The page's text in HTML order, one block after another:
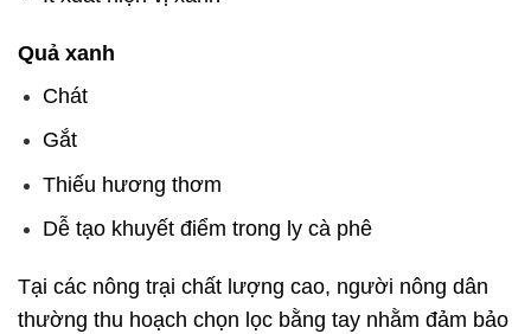
Quả xanh
Chát
Gắt
Thiếu hương thơm
Dễ tạo khuyết điểm trong ly cà phê
Tại các nông trại chất lượng cao, người nông dân
thường thu hoạch chọn lọc bằng tay nhằm đảm bảo